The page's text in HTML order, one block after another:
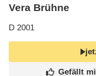
Vera Brühne
D2001